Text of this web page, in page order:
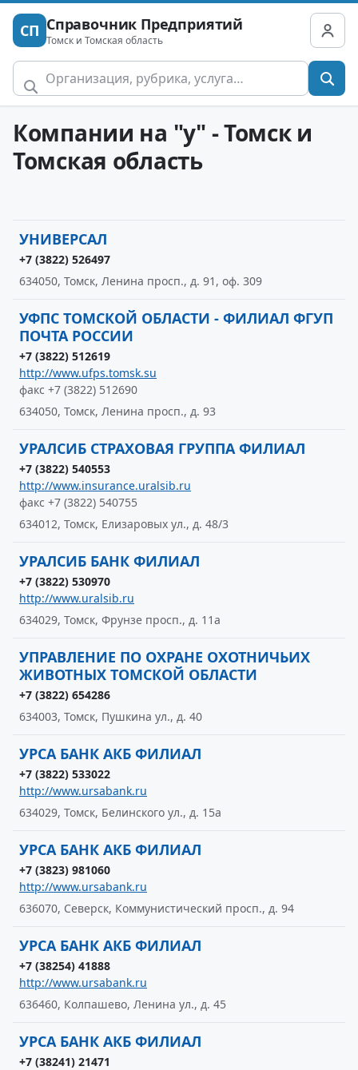
СП Справочник Предприятий
Томск и Томская область
Компании на "у" - Томск и
Томская область
УНИВЕРСАЛ
+7 (3822) 526497
634050, Томск, Ленина просп., д. 91, оф. 309
УФПС ТОМСКОЙ ОБЛАСТИ - ФИЛИАЛ ФГУП
ПОЧТА РОССИИ
+7 (3822) 512619
http://www.ufps.tomsk.su
факс +7 (3822) 512690
634050, Томск, Ленина просп., д. 93
УРАЛСИБ СТРАХОВАЯ ГРУППА ФИЛИАЛ
+7 (3822) 540553
http://www.insurance.uralsib.ru
факс +7 (3822) 540755
634012, Томск, Елизаровых ул., д. 48/3
УРАЛСИБ БАНК ФИЛИАЛ
+7 (3822) 530970
http://www.uralsib.ru
634029, Томск, Фрунзе просп., д. 11а
УПРАВЛЕНИЕ ПО ОХРАНЕ ОХОТНИЧЬИХ
ЖИВОТНЫХ ТОМСКОЙ ОБЛАСТИ
+7 (3822) 654286
634003, Томск, Пушкина ул., д. 40
УРСА БАНК АКБ ФИЛИАЛ
+7 (3822) 533022
http://www.ursabank.ru
634029, Томск, Белинского ул., д. 15а
УРСА БАНК АКБ ФИЛИАЛ
+7 (3823) 981060
http://www.ursabank.ru
636070, Северск, Коммунистический просп., д. 94
УРСА БАНК АКБ ФИЛИАЛ
+7 (38254) 41888
http://www.ursabank.ru
636460, Колпашево, Ленина ул., д. 45
УРСА БАНК АКБ ФИЛИАЛ
+7 (38241) 21471